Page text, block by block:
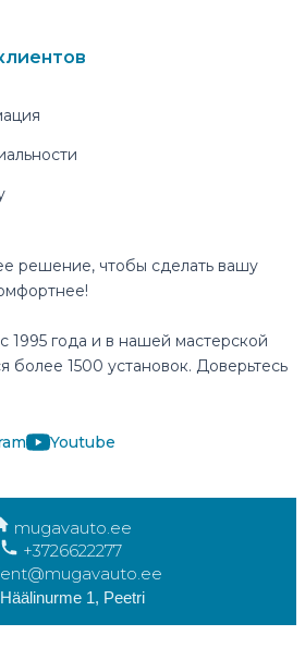
решение, чтобы сделать вашу
1995 года и в нашей мастерской
более 1500 установок. Доверьтесь
Youtube
mugavauto.ee
+3726622277
Häälinurme 1, Peetri